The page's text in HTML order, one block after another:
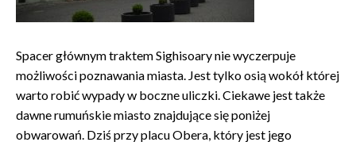
Spacer głównym traktem Sighisoary nie wyczerpuje
możliwości poznawania miasta. Jest tylko osią wokół której
warto robić wypady w boczne uliczki. Ciekawe jest także
dawne rumuńskie miasto znajdujące się poniżej
obwarowań. Dziś przy placu Obera, który jest jego